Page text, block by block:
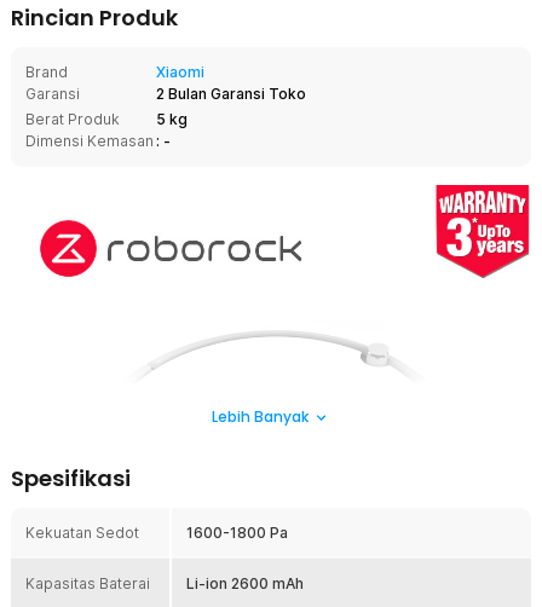
Rincian Produk
Brand
Xiaomi
Garansi
2 Bulan Garansi Toko
Berat Produk
5 kg
Dimensi Kemasan : -
Lebih Banyak
Spesifikasi
Kekuatan Sedot 1600-1800 Pa
Kapasitas Baterai Li-ion 2600 mAh